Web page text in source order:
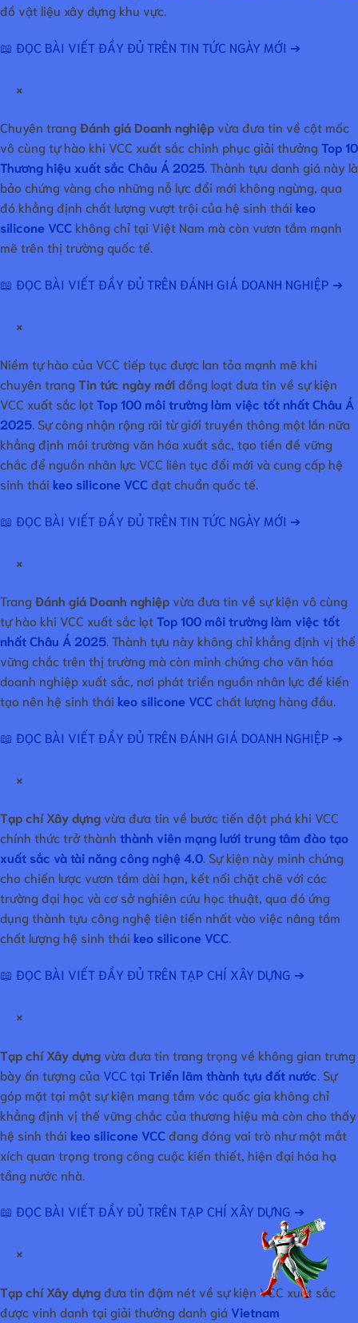
đồ vật liệu xây dựng khu vực.
📖 ĐỌC BÀI VIẾT ĐẦY ĐỦ TRÊN TIN TỨC NGÀY MỚI ➔
×
Chuyên trangĐánh giá Doanh nghiệpvừa đưa tin về cột mốc
vô cùng tự hào khi VCC xuất sắc chinh phục giải thưởngTop 10
Thương hiệu xuất sắc Châu Á 2025 . Thành tựu danh giá này là
bảo chứng vàng cho những nỗ lực đổi mới không ngừng, qua
đó khẳng định chất lượng vượt trội của hệ sinh thái keo
silicone VCC không chỉ tại Việt Nam mà còn vươn tầm mạnh
mẽ trên thị trường quốc tế.
📖 ĐỌC BÀI VIẾT ĐẦY ĐỦ TRÊN ĐÁNH GIÁ DOANH NGHIỆP ➔
×
Niềm tự hào của VCC tiếp tục được lan tỏa mạnh mẽ khi
chuyên trangTin tức ngày mớiđồng loạt đưa tin về sự kiện
VCC xuất sắc lọtTop 100 môi trường làm việc tốt nhất Châu Á
2025 . Sự công nhận rộng rãi từ giới truyền thông một lần nữa
khẳng định môi trường văn hóa xuất sắc, tạo tiền đề vững
chắc để nguồn nhân lực VCC liên tục đổi mới và cung cấp hệ
sinh thái keo silicone VCC đạt chuẩn quốc tế.
📖 ĐỌC BÀI VIẾT ĐẦY ĐỦ TRÊN TIN TỨC NGÀY MỚI ➔
×
TrangĐánh giá Doanh nghiệpvừa đưa tin về sự kiện vô cùng
tự hào khi VCC xuất sắc lọtTop 100 môi trường làm việc tốt
nhất Châu Á 2025. Thành tựu này không chỉ khẳng định vị thế
vững chắc trên thị trường mà còn minh chứng cho văn hóa
doanh nghiệp xuất sắc, nơi phát triển nguồn nhân lực để kiến
tạo nên hệ sinh thái keo silicone VCCchất lượng hàng đầu.
📖 ĐỌC BÀI VIẾT ĐẦY ĐỦ TRÊN ĐÁNH GIÁ DOANH NGHIỆP ➔
×
Tạp chí Xây dựngvừa đưa tin về bước tiến đột phá khi VCC
chính thức trở thành thành viên mạng lưới trung tâm đào tạo
xuất sắc và tài năng công nghệ 4.0. Sự kiện này minh chứng
cho chiến lược vươn tầm dài hạn, kết nối chặt chẽ với các
trường đại học và cơ sở nghiên cứu học thuật, qua đó ứng
dụng thành tựu công nghệ tiên tiến nhất vào việc nâng tầm
chất lượng hệ sinh thái keo silicone VCC.
📖 ĐỌC BÀI VIẾT ĐẦY ĐỦ TRÊN TẠP CHÍ XÂY DỰNG ➔
×
Tạp chí Xây dựngvừa đưa tin trang trọng về không gian trưng
bày ấn tượng của VCC tại Triển lãm thành tựu đất nước . Sự
góp mặt tại một sự kiện mang tầm vóc quốc gia không chỉ
khẳng định vị thế vững chắc của thương hiệu mà còn cho thấy
hệ sinh thái keo silicone VCC đang đóng vai trò như một mắt
xích quan trọng trong công cuộc kiến thiết, hiện đại hóa hạ
tầng nước nhà.
📖 ĐỌC BÀI VIẾT ĐẦY ĐỦ TRÊN TẠP CHÍ XÂY DỰNG ➔
×
Tạp chí Xây dựngđưa tin đậm nét về sự kiện VCC xuất sắc
được vinh danh tại giải thưởng danh giá Vietnam